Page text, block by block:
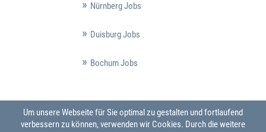
Nürnberg Jobs
Duisburg Jobs
Bochum Jobs
Um unsere Webseite für Sie optimal zu gestalten und fortlaufend
verbessern zu können, verwenden wir Cookies. Durch die weitere